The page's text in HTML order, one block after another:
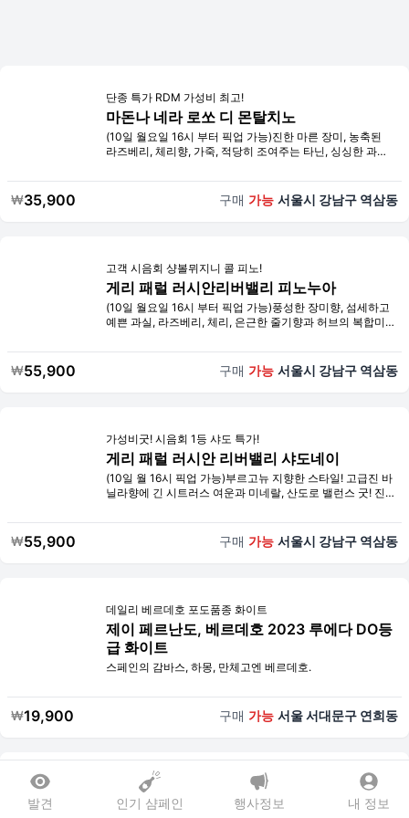
단종 특가 RDM 가성비 최고!
마돈나 네라 로쏘 디 몬탈치노
(10일 월요일 16시 부터 픽업 가능)진한 마른 장미, 농축된
라즈베리, 체리향, 가죽, 적당히 조여주는 타닌, 싱싱한 과실
₩35,900 구매 가능 서울시 강남구 역삼동
고객 시음회 샹볼뮈지니 콜 피노!
게리 패럴 러시안리버밸리 피노누아
(10일 월요일 16시 부터 픽업 가능)풍성한 장미향, 섬세하고
예쁜 과실, 라즈베리, 체리, 은근한 줄기향과 허브의 복합미,
₩55,900 구매 가능 서울시 강남구 역삼동
가성비굿! 시음회 1등 샤도 특가!
게리 패럴 러시안 리버밸리 샤도네이
(10일 월 16시 픽업 가능)부르고뉴 지향한 스타일! 고급진 바
닐라향에 긴 시트러스 여운과 미네랄, 산도로 밸런스 굿! 진
₩55,900 구매 가능 서울시 강남구 역삼동
데일리 베르데호 포도품종 화이트
제이 페르난도, 베르데호 2023 루에다 DO등
급 화이트
스페인의 감바스, 하몽, 만체고엔 베르데호.
₩19,900 구매 가능 서울 서대문구 연희동
고품질 그리스 와인 생산
쎄멜리 테아 만티니아
발견 인기 샴페인 행사정보 내 정보